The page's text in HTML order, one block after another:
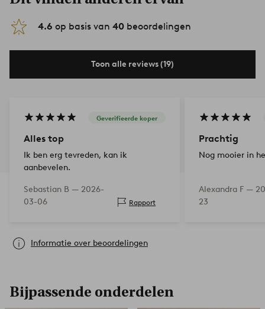
4.6 op basis van 40 beoordelingen
Toon alle reviews (19)
Geverifieerde koper
Alles top
Ik ben erg tevreden, kan ik
aanbevelen.
Sebastian B — 2026-
03-06
Rapport
Prachtig
Nog mooier in
Alexandra F —
23
Informatie over beoordelingen
Bijpassende onderdelen